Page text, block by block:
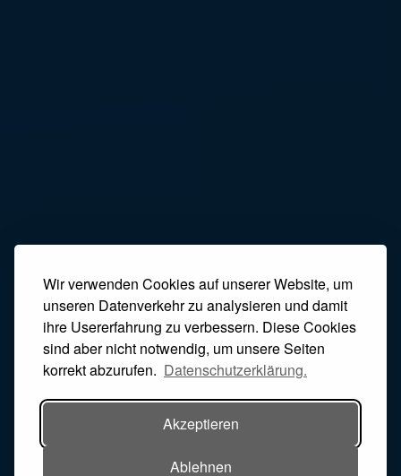
Wir verwenden Cookies auf unserer Website, um
unseren Datenverkehr zu analysieren und damit
ihre Usererfahrung zu verbessern. Diese Cookies
sind aber nicht notwendig, um unsere Seiten
korrekt abzurufen. Datenschutzerklärung.
Akzeptieren
Ablehnen